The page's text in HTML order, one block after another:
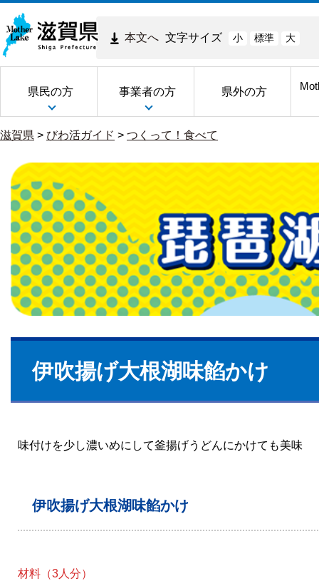
本文へ 文字サイズ 小 標準 大
県民の方 事業者の方 県外の方
滋賀県 > びわ活ガイド > つくって！食べて
伊吹揚げ大根湖味餡かけ
味付けを少し濃いめにして釜揚げうどんにかけても美味
伊吹揚げ大根湖味餡かけ
材料（3人分）